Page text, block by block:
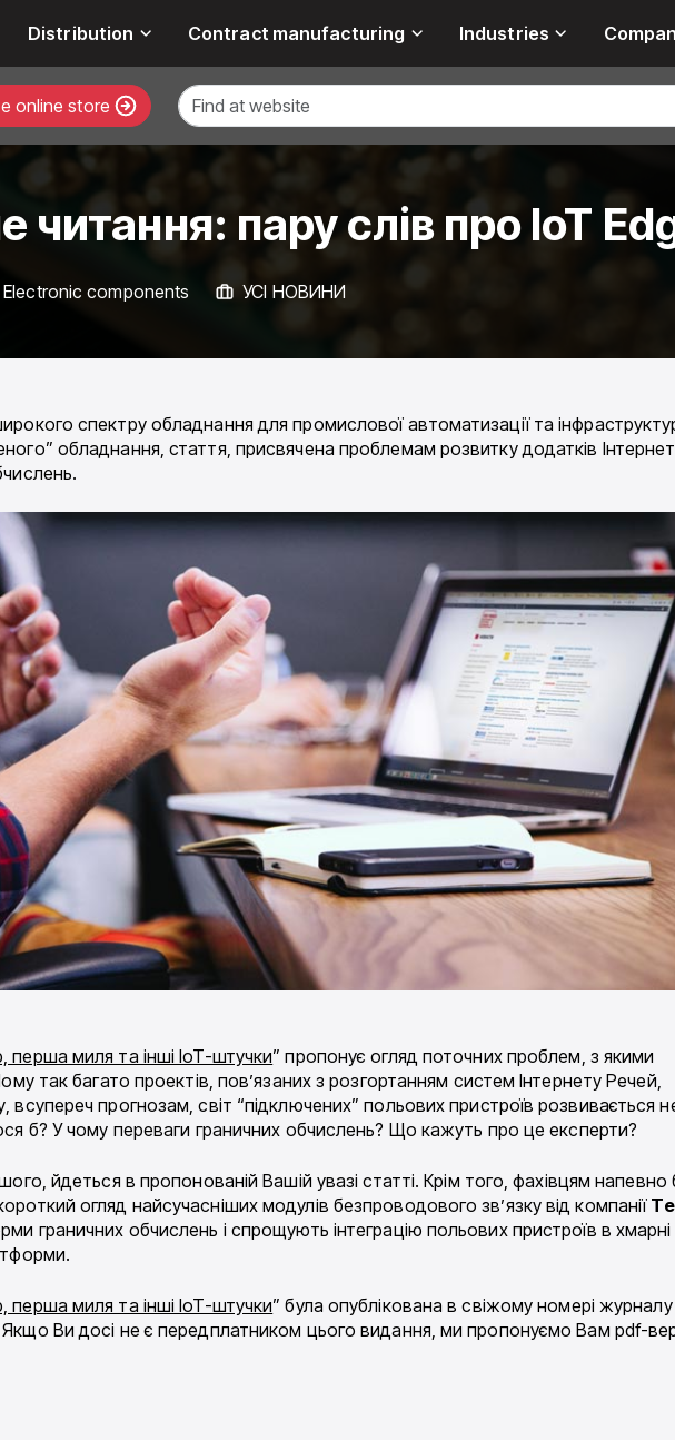
Distribution Contract manufacturing Industries
online store
читання: пару слів про IoT
Electronic components УСІ НОВИНИ
спектру обладнання для промислової автоматизації та
обладнання, стаття, присвячена проблемам розвитку додатків
перша миля та інші IoT-штучки” пропонує огляд поточних проблем, з якими
так багато проектів, пов’язаних з розгортанням систем Інтернету Речей,
всупереч прогнозам, світ “підключених” польових пристроїв розвивається
б? У чому переваги граничних обчислень? Що кажуть про це експерти?
йдеться в пропонованій Вашій увазі статті. Крім того, фахівцям напевно
огляд найсучасніших модулів безпроводового зв’язку від компанії
граничних обчислень і спрощують інтеграцію польових пристроїв в
перша миля та інші IoT-штучки” була опублікована в свіжому номері журналу
Ви досі не є передплатником цього видання, ми пропонуємо Вам pdf-